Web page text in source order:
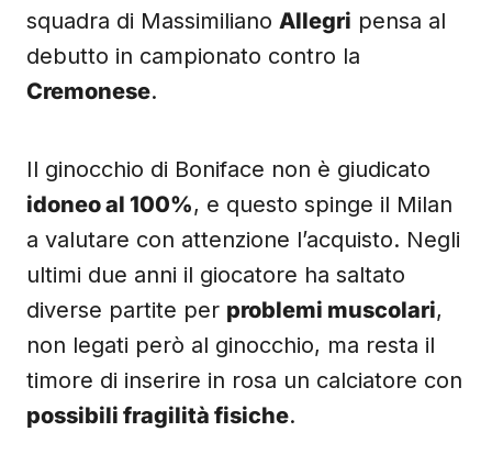
squadra di Massimiliano Allegri pensa al
debutto in campionato contro la
Cremonese.
Il ginocchio di Boniface non è giudicato
idoneo al 100%, e questo spinge il Milan
a valutare con attenzione l’acquisto. Negli
ultimi due anni il giocatore ha saltato
diverse partite per problemi muscolari,
non legati però al ginocchio, ma resta il
timore di inserire in rosa un calciatore con
possibili fragilità fisiche.